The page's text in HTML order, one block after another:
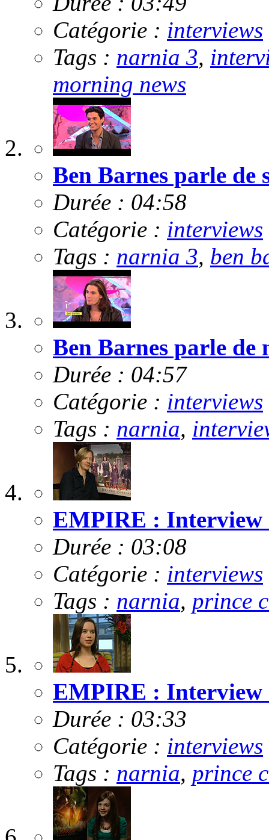
Catégorie : interviews
Tags : narnia 3,
morning news
Ben Barnes parle de
Durée : 04:58
Catégorie : interviews
Tags : narnia 3, ben
Ben Barnes parle de
Durée : 04:57
Catégorie : interviews
Tags : narnia,
EMPIRE : Interview
Durée : 03:08
Catégorie : interviews
Tags : narnia, prince
EMPIRE : Interview
Durée : 03:33
Catégorie : interviews
Tags : narnia, prince